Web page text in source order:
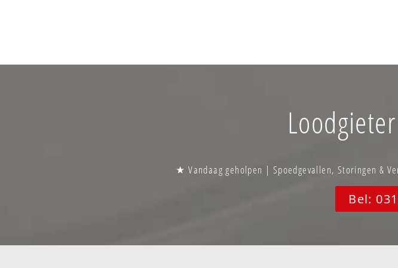
★ Vandaag geholpen | Spoedgevallen, Storingen &
Bel: